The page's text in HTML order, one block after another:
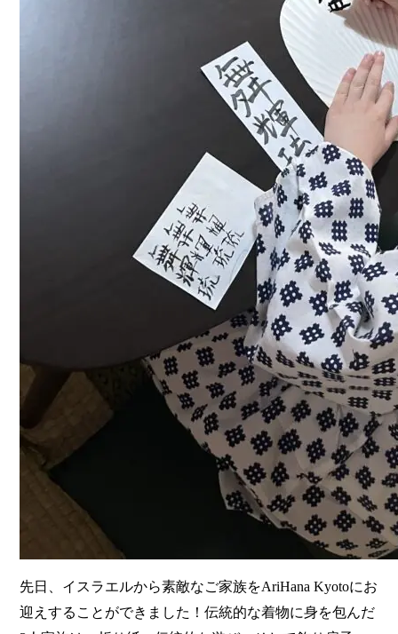
先日、イスラエルから素敵なご家族をAriHana Kyotoにお
迎えすることができました！伝統的な着物に身を包んだ